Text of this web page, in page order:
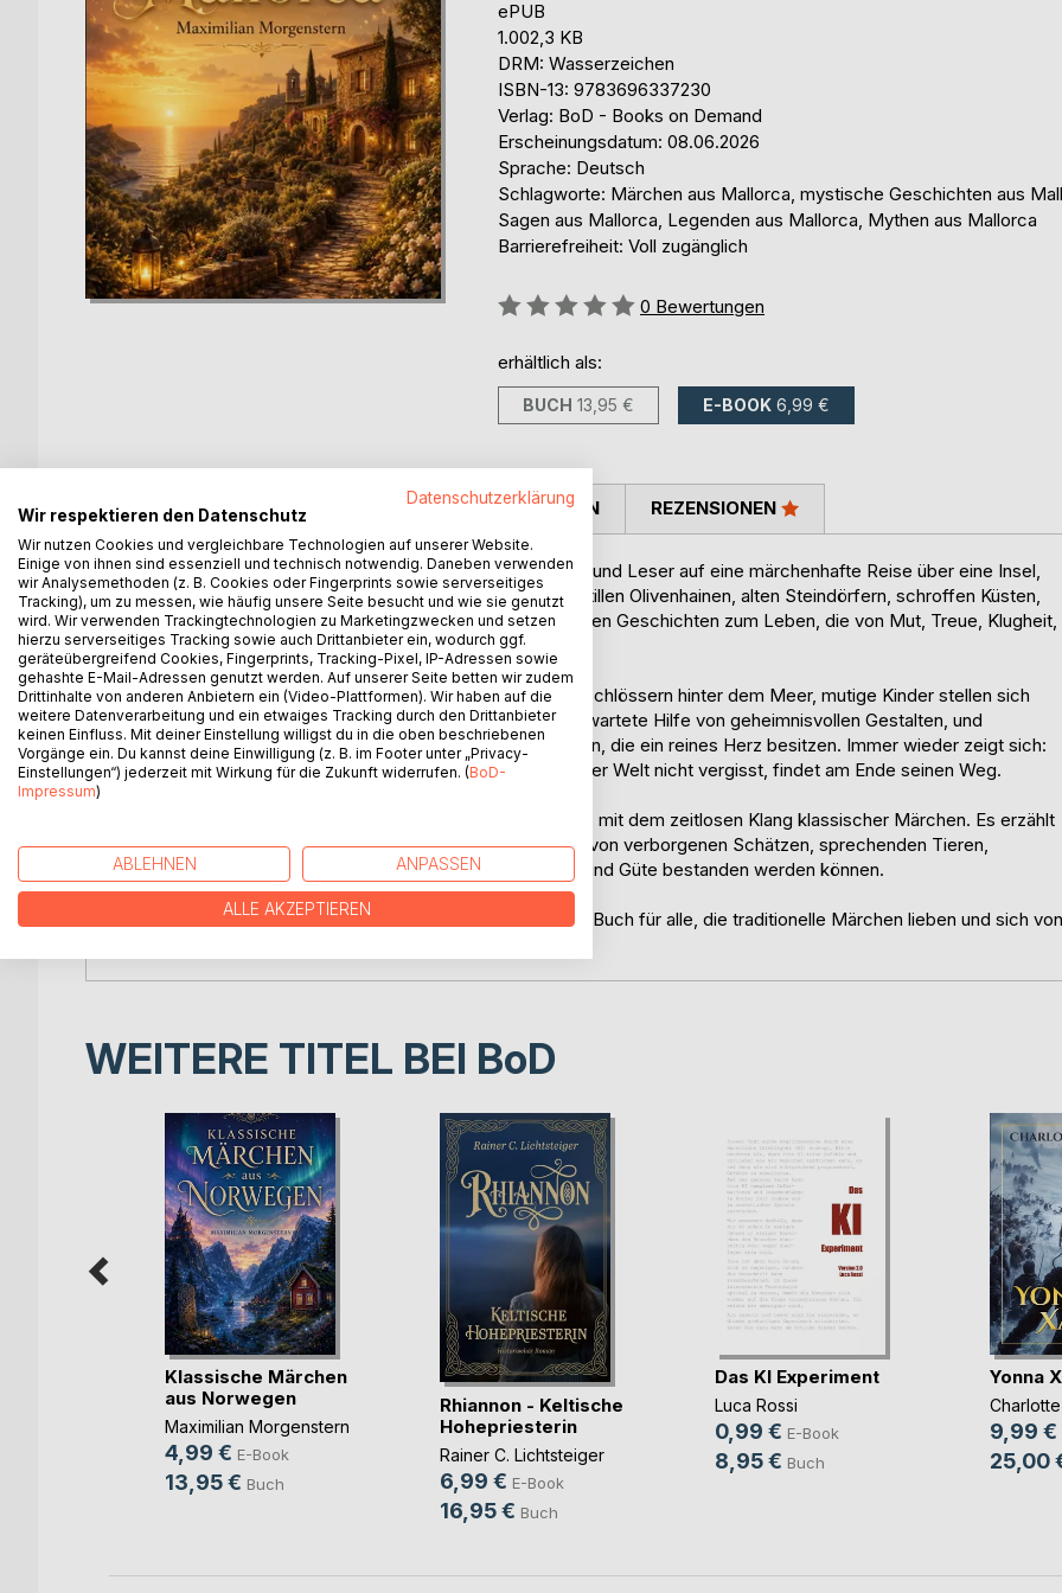
ePUB
1.002,3 KB
DRM: Wasserzeichen
ISBN-13: 9783696337230
Verlag: BoD - Books on Demand
Erscheinungsdatum: 08.06.2026
Sprache: Deutsch
Schlagworte: Märchen aus Mallorca, mystische Geschichten aus
Sagen aus Mallorca, Legenden aus Mallorca, Mythen aus Mallorca
Barrierefreiheit: Voll zugänglich
Bewertung::
0 Bewertungen
erhältlich als:
BUCH 13,95 € E-BOOK 6,99 €
BESCHREIBUNG
Klassische Märchen aus Mallorca entführt die Leserinnen und Leser auf eine märchenhafte Reise über eine Insel,
die weit mehr ist als Sonne, Meer und Urlaub. Zwischen stillen Olivenhainen, alten Steindörfern, schroffen Küsten,
geheimnisvollen Höhlen und leuchtenden Buchten erwachen Geschichten zum Leben, die von Mut, Treue, Klugheit,
Liebe und alten Wundern erzählen.
In diesen Märchen begegnen arme Fischer leuchtenden Schlössern hinter dem Meer, mutige Kinder stellen sich
verborgenen Mächten, einfache Menschen erhalten unerwartete Hilfe von geheimnisvollen Gestalten, und
verwunschene Orte offenbaren ihre Geheimnisse nur jenen, die ein reines Herz besitzen. Immer wieder zeigt sich:
Wer ehrlich bleibt, wer anderen hilft und wer den Zauber der Welt nicht vergisst, findet am Ende seinen Weg.
Das Buch verbindet die besondere Atmosphäre Mallorcas mit dem zeitlosen Klang klassischer Märchen. Es erzählt
von der Weisheit des Meeres, vom Flüstern alter Bäume, von verborgenen Schätzen, sprechenden Tieren,
geheimnisvollen Nächten und Prüfungen, die nur mit Mut und Güte bestanden werden können.
Klassische Märchen aus Mallorca ist ein stimmungsvolles Buch für alle, die traditionelle Märchen lieben und sich von
AUTOR/IN PRESSESTIMMEN REZENSIONEN
WEITERE TITEL BEI BoD
Klassische Märchen
aus Norwegen
Maximilian Morgenstern
4,99 € E-Book
13,95 € Buch
Rhiannon - Keltische
Hohepriesterin
Rainer C. Lichtsteiger
6,99 € E-Book
16,95 € Buch
Das KI Experiment
Luca Rossi
0,99 € E-Book
8,95 € Buch
Yonna
9,99 €
25,00
Datenschutzerklärung
Wir respektieren den Datenschutz
Wir nutzen Cookies und vergleichbare Technologien auf unserer Website.
Einige von ihnen sind essenziell und technisch notwendig. Daneben verwenden
wir Analysemethoden (z. B. Cookies oder Fingerprints sowie serverseitiges
Tracking), um zu messen, wie häufig unsere Seite besucht und wie sie genutzt
wird. Wir verwenden Trackingtechnologien zu Marketingzwecken und setzen
hierzu serverseitiges Tracking sowie auch Drittanbieter ein, wodurch ggf.
geräteübergreifend Cookies, Fingerprints, Tracking-Pixel, IP-Adressen sowie
gehashte E-Mail-Adressen genutzt werden. Auf unserer Seite betten wir zudem
Drittinhalte von anderen Anbietern ein (Video-Plattformen). Wir haben auf die
weitere Datenverarbeitung und ein etwaiges Tracking durch den Drittanbieter
keinen Einfluss. Mit deiner Einstellung willigst du in die oben beschriebenen
Vorgänge ein. Du kannst deine Einwilligung (z. B. im Footer unter „Privacy-
Einstellungen“) jederzeit mit Wirkung für die Zukunft widerrufen. (BoD-
Impressum)
ABLEHNEN ANPASSEN
ALLE AKZEPTIEREN